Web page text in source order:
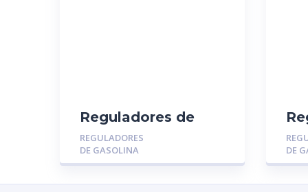
Reguladores de
Gasolina MGR-
014116: TOYOTA
YARIS – RAV4 –
REGULADORES
DE GASOLINA
DE